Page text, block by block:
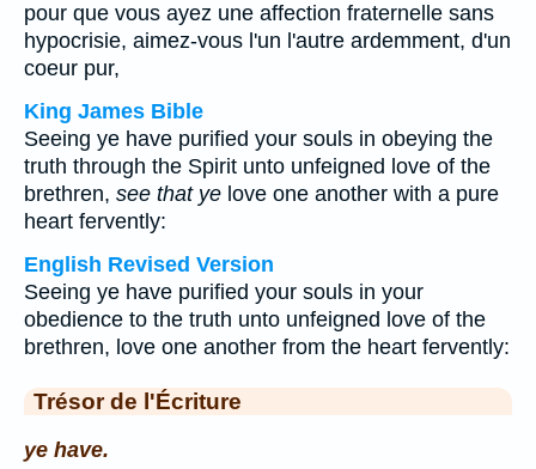
pour que vous ayez une affection fraternelle sans
hypocrisie, aimez-vous l'un l'autre ardemment, d'un
coeur pur,
King James Bible
Seeing ye have purified your souls in obeying the
truth through the Spirit unto unfeigned love of the
brethren, see that ye love one another with a pure
heart fervently:
English Revised Version
Seeing ye have purified your souls in your
obedience to the truth unto unfeigned love of the
brethren, love one another from the heart fervently:
Trésor de l'Écriture
ye have.